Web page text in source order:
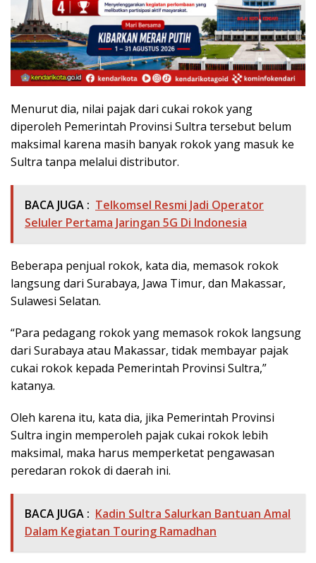
Menurut dia, nilai pajak dari cukai rokok yang
diperoleh Pemerintah Provinsi Sultra tersebut belum
maksimal karena masih banyak rokok yang masuk ke
Sultra tanpa melalui distributor.
BACA JUGA : Telkomsel Resmi Jadi Operator
Seluler Pertama Jaringan 5G Di Indonesia
Beberapa penjual rokok, kata dia, memasok rokok
langsung dari Surabaya, Jawa Timur, dan Makassar,
Sulawesi Selatan.
“Para pedagang rokok yang memasok rokok langsung
dari Surabaya atau Makassar, tidak membayar pajak
cukai rokok kepada Pemerintah Provinsi Sultra,”
katanya.
Oleh karena itu, kata dia, jika Pemerintah Provinsi
Sultra ingin memperoleh pajak cukai rokok lebih
maksimal, maka harus memperketat pengawasan
peredaran rokok di daerah ini.
BACA JUGA : Kadin Sultra Salurkan Bantuan Amal
Dalam Kegiatan Touring Ramadhan